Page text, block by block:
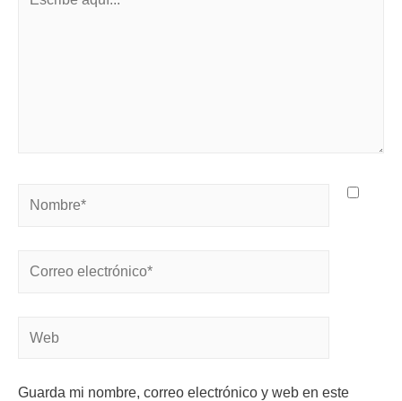
Guarda mi nombre, correo electrónico y web en este